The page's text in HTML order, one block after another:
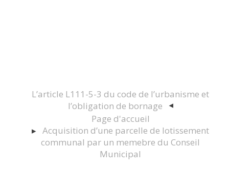
L’article L111-5-3 du code de l’urbanisme et
l’obligation de bornage
Page d'accueil
Acquisition d’une parcelle de lotissement
communal par un memebre du Conseil
Municipal